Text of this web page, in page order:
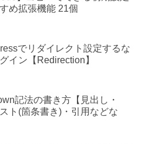
め拡張機能 21個
でリダイレクト設定するな
イン【Redirection】
記法の書き方【見出し・
ト(箇条書き)・引用などな